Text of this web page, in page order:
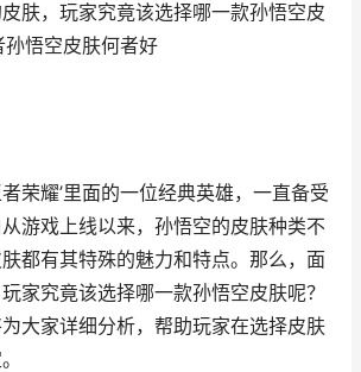
肤，玩家究竟该选择哪一款孙悟空皮
悟空皮肤何者好
荣耀’里面的一位经典英雄，一直备受
游戏上线以来，孙悟空的皮肤种类不
都有其特殊的魅力和特点。那么，面
家究竟该选择哪一款孙悟空皮肤呢？
大家详细分析，帮助玩家在选择皮肤